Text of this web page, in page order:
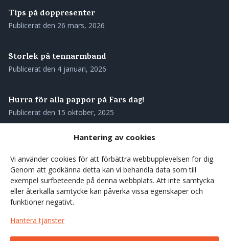
Hantering av cookies
Vi använder cookies för att förbättra webbupplevelsen för dig.
Genom att godkänna detta kan vi behandla data som till
exempel surfbeteende på denna webbplats. Att inte samtycka
eller återkalla samtycke kan påverka vissa egenskaper och
funktioner negativt.
Hantera tjänster
Tips på doppresenter
Publicerat den 26 mars, 2026
Storlek på tennarmband
Publicerat den 4 januari, 2026
Hurra för alla pappor på Fars dag!
Publicerat den 15 oktober, 2025
Skötselråd för ditt tennarmband
Publicerat den28 augusti, 2025
Våra tennarmband – genuint svenskt hantverk med
rötterna i norr